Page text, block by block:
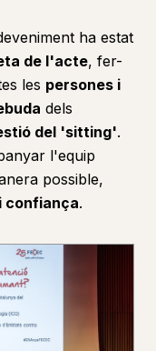
ha estat
de l'acte, fer-
les persones i
dels
del 'sitting'.
l'equip
possible,
confiança.